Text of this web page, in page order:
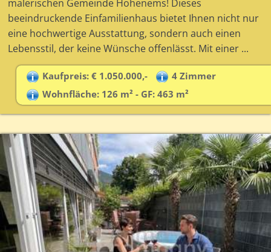
malerischen Gemeinde Hohenems! Dieses
beeindruckende Einfamilienhaus bietet Ihnen nicht nur
eine hochwertige Ausstattung, sondern auch einen
Lebensstil, der keine Wünsche offenlässt. Mit einer ...
Kaufpreis: € 1.050.000,-
4 Zimmer
Wohnfläche: 126 m² - GF: 463 m²